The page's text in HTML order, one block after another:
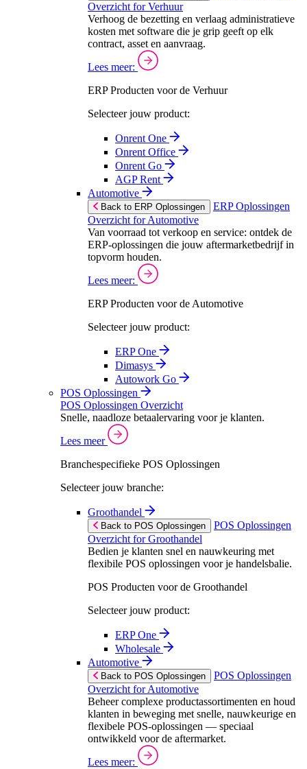
Overzicht for Verhuur
Verhoog de bezetting en verlaag administratieve
kosten met software die je grip geeft op elk
contract, asset en aanvraag.
Lees meer:
ERP Producten voor de Verhuur
Selecteer jouw product:
Onrent One
Onrent Office
Onrent Go
AGP Rent
Automotive
Back to ERP Oplossingen
ERP Oplossingen
Overzicht for Automotive
Van voorraad tot verkoop en service: ontdek de
ERP-oplossingen die jouw aftermarketbedrijf in
topvorm houden.
Lees meer:
ERP Producten voor de Automotive
Selecteer jouw product:
ERP One
Dimasys
Autowork Go
POS Oplossingen
POS Oplossingen Overzicht
Snelle, naadloze betaalervaring voor je klanten.
Lees meer
Branchespecifieke POS Oplossingen
Selecteer jouw branche:
Groothandel
Back to POS Oplossingen
POS Oplossingen
Overzicht for Groothandel
Bedien je klanten snel en nauwkeuring met
flexibile POS oplossingen voor je handelsbalie.
POS Producten voor de Groothandel
Selecteer jouw product:
ERP One
Wholesale
Automotive
Back to POS Oplossingen
POS Oplossingen
Overzicht for Automotive
Beheer complexe productassortimenten en houd
klanten in beweging met snelle, nauwkeurige en
flexibele POS-oplossingen — speciaal
ontwikkeld voor de aftermarket.
Lees meer: